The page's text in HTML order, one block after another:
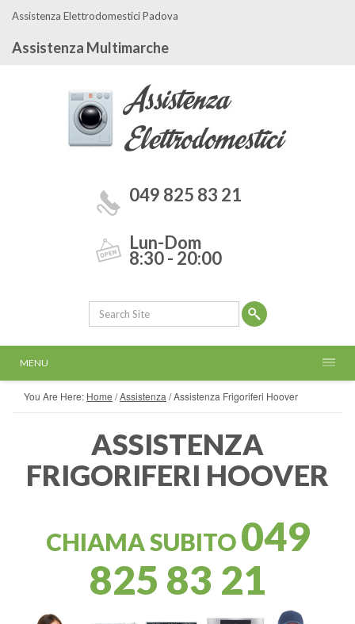
Assistenza Elettrodomestici Padova
Assistenza Multimarche
049 825 83 21
Lun-Dom
8:30 - 20:00
MENU
You Are Here: Home /Assistenza /Assistenza Frigoriferi Hoover
ASSISTENZA
FRIGORIFERI HOOVER
CHIAMA SUBITO049
825 83 21